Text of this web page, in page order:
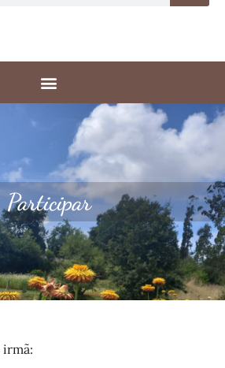
Participar
irmã: